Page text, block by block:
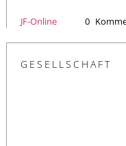
JF-Online 0
GESELLSCHAFT